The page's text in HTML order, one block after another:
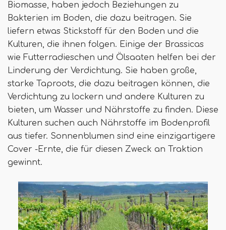
Biomasse, haben jedoch Beziehungen zu
Bakterien im Boden, die dazu beitragen. Sie
liefern etwas Stickstoff für den Boden und die
Kulturen, die ihnen folgen. Einige der Brassicas
wie Futterradieschen und Ölsaaten helfen bei der
Linderung der Verdichtung. Sie haben große,
starke Taproots, die dazu beitragen können, die
Verdichtung zu lockern und andere Kulturen zu
bieten, um Wasser und Nährstoffe zu finden. Diese
Kulturen suchen auch Nährstoffe im Bodenprofil
aus tiefer. Sonnenblumen sind eine einzigartigere
Cover -Ernte, die für diesen Zweck an Traktion
gewinnt.